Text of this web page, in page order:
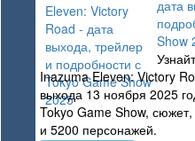
дата
Show
Inazuma Eleven: Victory
выхода 13 ноября 2025
Tokyo Game Show,
и 5200 персонажей.